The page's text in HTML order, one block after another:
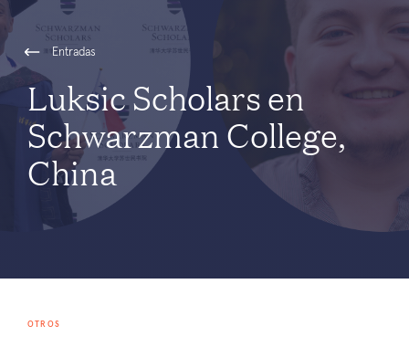
Entradas
Luksic Scholars en
Schwarzman College,
China
OTROS